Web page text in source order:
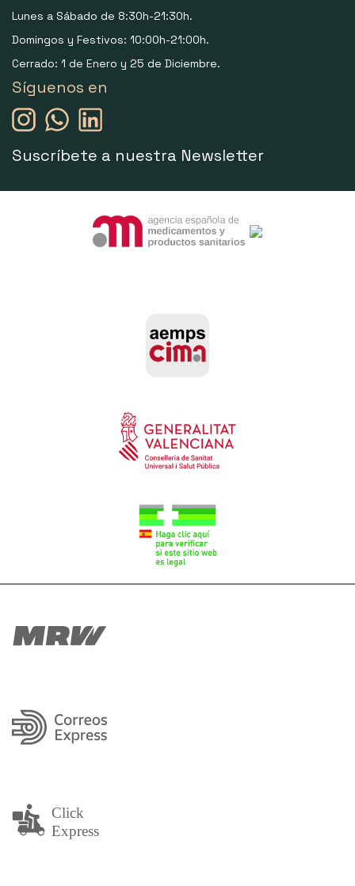
Lunes a Sábado de 8:30h-21:30h.
Domingos y Festivos: 10:00h-21:00h.
Cerrado: 1 de Enero y 25 de Diciembre.
Síguenos en
Suscríbete a nuestra Newsletter